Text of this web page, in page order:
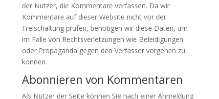
der Nutzer, die Kommentare verfassen. Da wir
Kommentare auf dieser Website nicht vor der
Freischaltung prüfen, benötigen wir diese Daten, um
im Falle von Rechtsverletzungen wie Beleidigungen
oder Propaganda gegen den Verfasser vorgehen zu
können.
Abonnieren von Kommentaren
Als Nutzer der Seite können Sie nach einer Anmeldung